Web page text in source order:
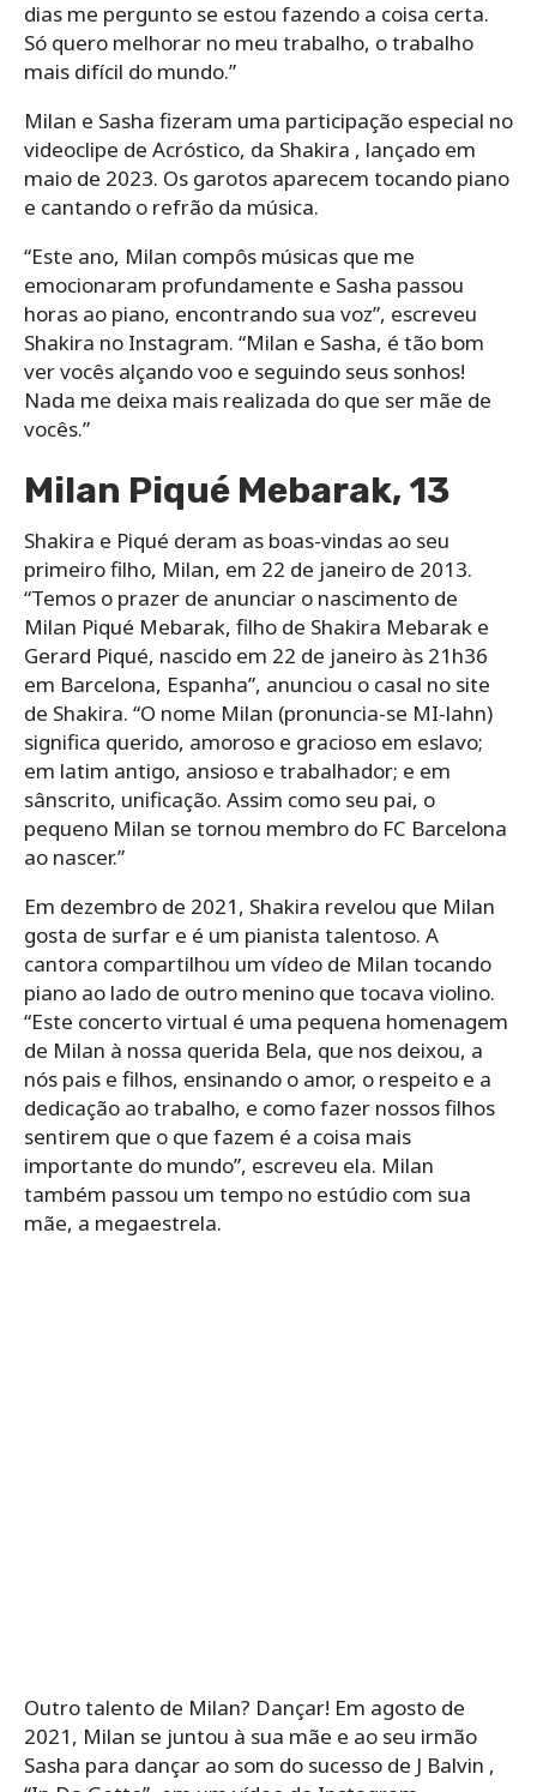
dias me pergunto se estou fazendo a coisa certa.
Só quero melhorar no meu trabalho, o trabalho
mais difícil do mundo.”
Milan e Sasha fizeram uma participação especial no
videoclipe de Acróstico, da Shakira , lançado em
maio de 2023. Os garotos aparecem tocando piano
e cantando o refrão da música.
“Este ano, Milan compôs músicas que me
emocionaram profundamente e Sasha passou
horas ao piano, encontrando sua voz”, escreveu
Shakira no Instagram. “Milan e Sasha, é tão bom
ver vocês alçando voo e seguindo seus sonhos!
Nada me deixa mais realizada do que ser mãe de
vocês.”
Milan Piqué Mebarak, 13
Shakira e Piqué deram as boas-vindas ao seu
primeiro filho, Milan, em 22 de janeiro de 2013.
“Temos o prazer de anunciar o nascimento de
Milan Piqué Mebarak, filho de Shakira Mebarak e
Gerard Piqué, nascido em 22 de janeiro às 21h36
em Barcelona, ​​Espanha”, anunciou o casal no site
de Shakira. “O nome Milan (pronuncia-se MI-lahn)
significa querido, amoroso e gracioso em eslavo;
em latim antigo, ansioso e trabalhador; e em
sânscrito, unificação. Assim como seu pai, o
pequeno Milan se tornou membro do FC Barcelona
ao nascer.”
Em dezembro de 2021, Shakira revelou que Milan
gosta de surfar e é um pianista talentoso. A
cantora compartilhou um vídeo de Milan tocando
piano ao lado de outro menino que tocava violino.
“Este concerto virtual é uma pequena homenagem
de Milan à nossa querida Bela, que nos deixou, a
nós pais e filhos, ensinando o amor, o respeito e a
dedicação ao trabalho, e como fazer nossos filhos
sentirem que o que fazem é a coisa mais
importante do mundo”, escreveu ela. Milan
também passou um tempo no estúdio com sua
mãe, a megaestrela.
Outro talento de Milan? Dançar! Em agosto de
2021, Milan se juntou à sua mãe e ao seu irmão
Sasha para dançar ao som do sucesso de J Balvin ,